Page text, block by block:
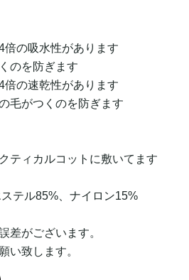
の吸水性があります
のを防ぎます
の速乾性があります
毛がつくのを防ぎます
ティカルコットに敷いてます
テル85%、ナイロン15%
差がございます。
い致します。